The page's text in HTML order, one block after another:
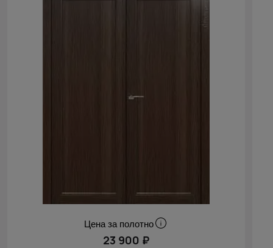
Цена за полотно
23 900 ₽